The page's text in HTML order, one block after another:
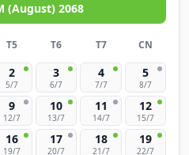
(August) 2068
T5 T6 T7 CN
2
5/7
3
6/7
4
7/7
5
8/7
9
12/7
10
13/7
11
14/7
12
15/7
16
19/7
17
20/7
18
21/7
19
22/7